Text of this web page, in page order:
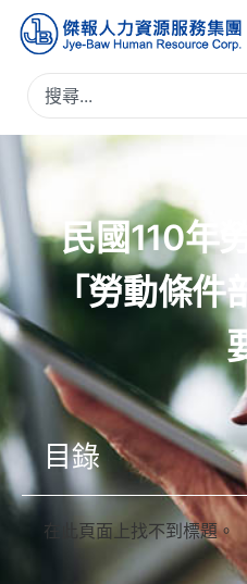
民國110年
「勞動條
目錄
在此頁面上找不到標題。